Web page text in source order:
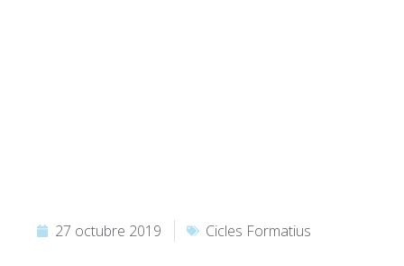
27 octubre 2019 Cicles Formatius